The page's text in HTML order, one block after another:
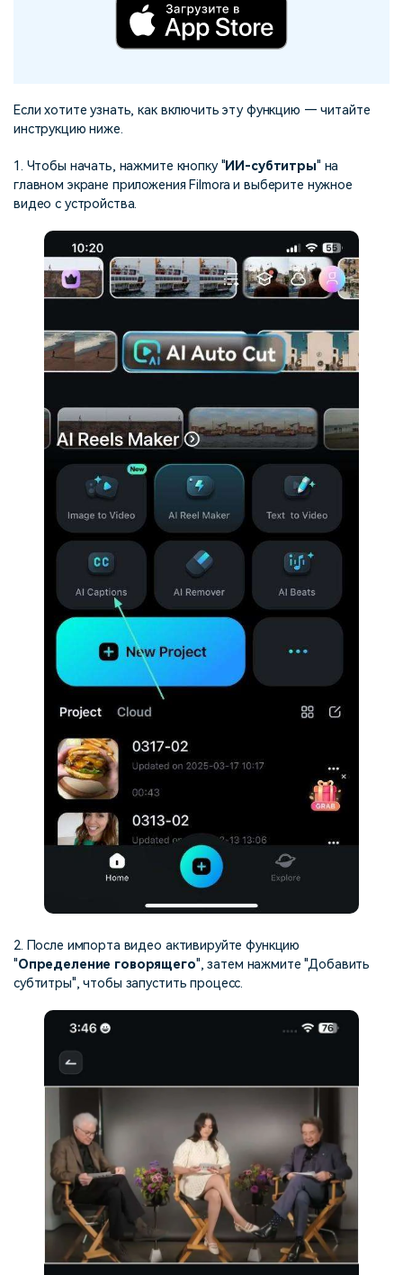
Если хотите узнать, как включить эту функцию — читайте
инструкцию ниже.
1. Чтобы начать, нажмите кнопку "ИИ-субтитры" на
главном экране приложения Filmora и выберите нужное
видео с устройства.
2. После импорта видео активируйте функцию
"Определение говорящего", затем нажмите "Добавить
субтитры", чтобы запустить процесс.